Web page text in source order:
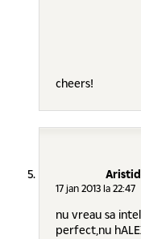
cheers!
17 jan 2013 la 22:47
nu vreau sa
perfect,nu